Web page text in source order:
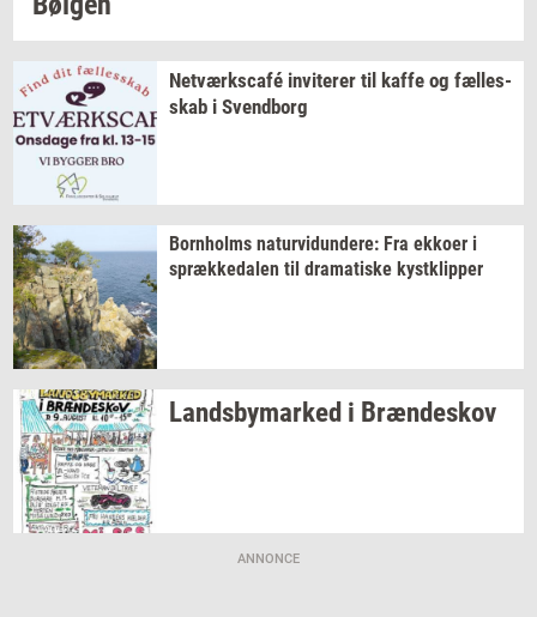
Netværkscafé in­vi­te­rer til kaffe og fæl­les­
skab i Svend­borg
Born­holms na­tur­vi­dun­de­re: Fra ek­ko­er i
spræk­ke­da­len til dra­ma­ti­ske kyst­klip­per
Lands­by­mar­ked i Bræn­de­skov
ANNONCE